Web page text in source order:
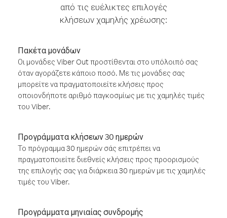
από τις ευέλικτες επιλογές
κλήσεων χαμηλής χρέωσης:
Πακέτα μονάδων
Οι μονάδες Viber Out προστίθενται στο υπόλοιπό σας
όταν αγοράζετε κάποιο ποσό. Με τις μονάδες σας
μπορείτε να πραγματοποιείτε κλήσεις προς
οποιονδήποτε αριθμό παγκοσμίως με τις χαμηλές τιμές
του Viber.
Προγράμματα κλήσεων 30 ημερών
Το πρόγραμμα 30 ημερών σάς επιτρέπει να
πραγματοποιείτε διεθνείς κλήσεις προς προορισμούς
της επιλογής σας για διάρκεια 30 ημερών με τις χαμηλές
τιμές του Viber.
Προγράμματα μηνιαίας συνδρομής